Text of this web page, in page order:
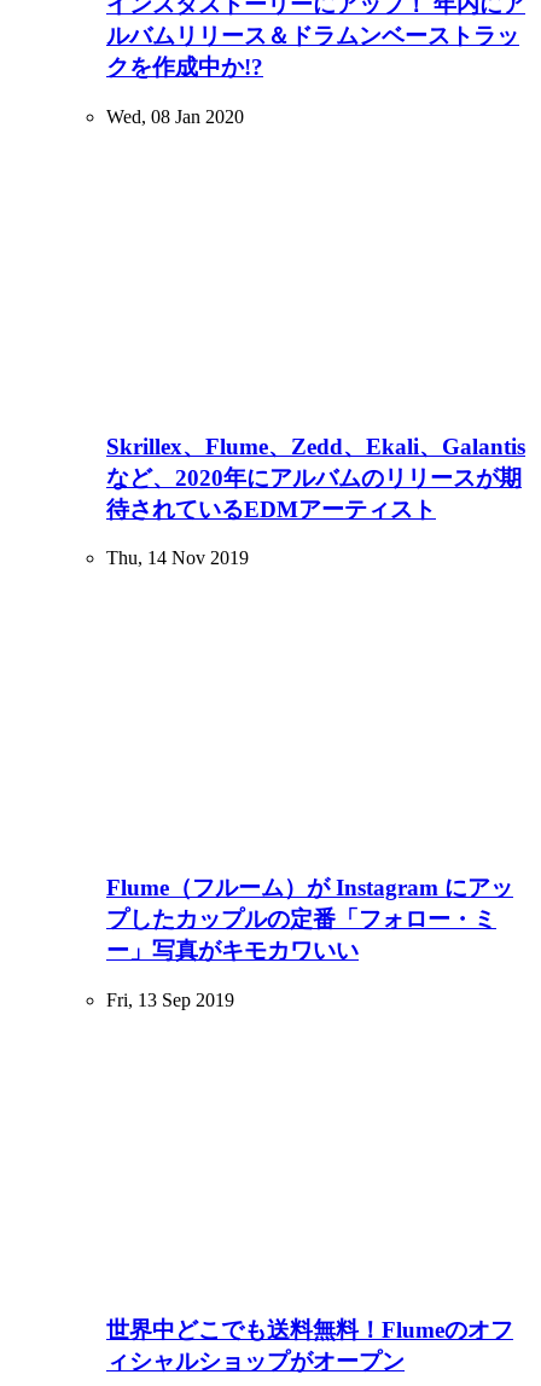
ルバムリリース＆ドラムンベーストラッ
クを作成中か!?
Wed, 08 Jan 2020
Skrillex、Flume、Zedd、Ekali、Galantis
など、2020年にアルバムのリリースが期
待されているEDMアーティスト
Thu, 14 Nov 2019
Flume（フルーム）が Instagram にアッ
プしたカップルの定番「フォロー・ミ
ー」写真がキモカワいい
Fri, 13 Sep 2019
世界中どこでも送料無料！Flumeのオフ
ィシャルショップがオープン